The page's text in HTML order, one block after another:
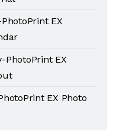
PhotoPrint EX
PhotoPrint EX
EX Photo